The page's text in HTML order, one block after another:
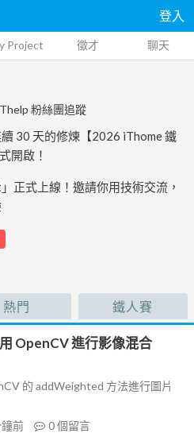
登入
Project 徵才 聊天
粉絲團追蹤
30 天的修煉【2026 iThome 鐵
開啟！
正式上線！邀請你用技術交流，
熱門 鐵人賽
OpenCV 進行影像混合
的 addWeighted 方法進行圖片
前 0個留言